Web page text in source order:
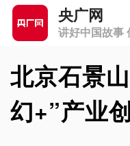
央广网
讲好中国故事
北京石景
幻+”产业